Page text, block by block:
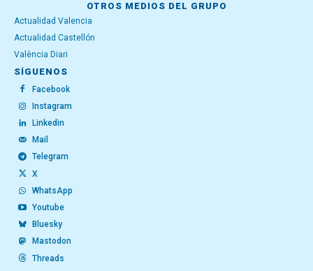
OTROS MEDIOS DEL GRUPO
Actualidad Valencia
Actualidad Castellón
València Diari
SÍGUENOS
Facebook
Instagram
Linkedin
Mail
Telegram
X
WhatsApp
Youtube
Bluesky
Mastodon
Threads